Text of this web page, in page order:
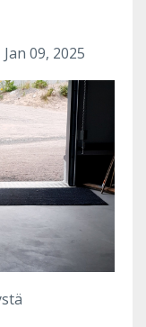
Jan 09, 2025